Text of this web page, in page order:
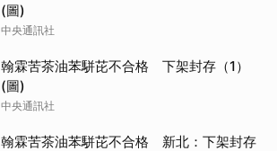
(圖)
中央通訊社
翰霖苦茶油苯駢芘不合格 下架封存（1）
(圖)
中央通訊社
翰霖苦茶油苯駢芘不合格 新北：下架封存